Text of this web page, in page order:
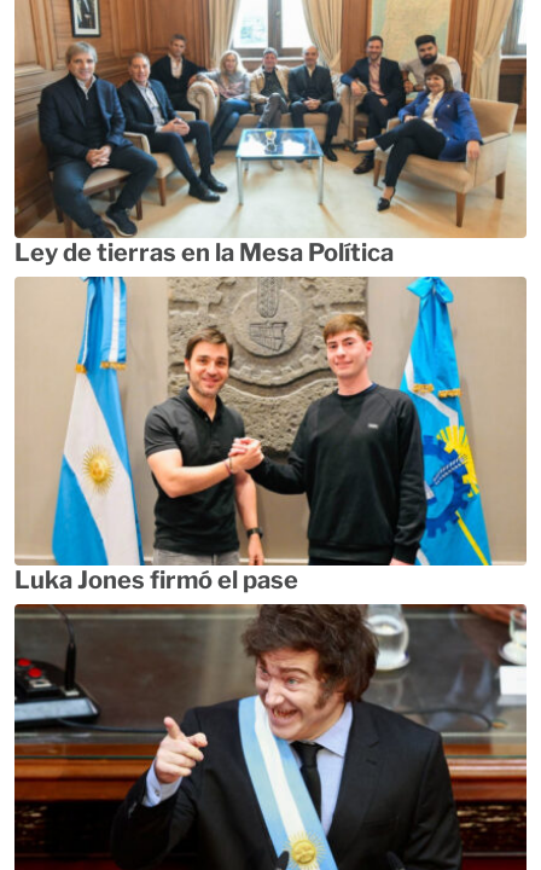
Ley de tierras en la Mesa Política
Luka Jones firmó el pase